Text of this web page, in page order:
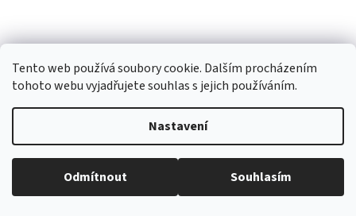
Tento web používá soubory cookie. Dalším procházením
tohoto webu vyjadřujete souhlas s jejich používáním.
Nastavení
Odmítnout Souhlasím